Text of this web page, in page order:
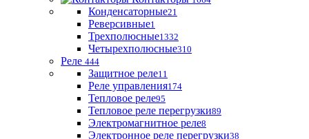
Конденсаторные21
Реверсивные1
Трехполюсные1332
Четырехполюсные310
Реле 444
Защитное реле11
Реле управления174
Тепловое реле95
Тепловое реле перегрузки89
Электромагнитное реле8
Электронное реле перегрузки38